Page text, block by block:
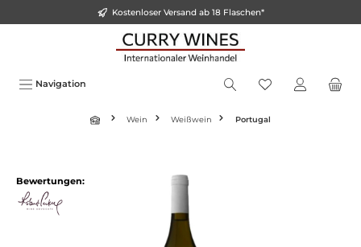
Kostenloser Versand ab 18 Flaschen*
Navigation
Wein Weißwein Portugal
Bildergalerie überspringen
Bewertungen: